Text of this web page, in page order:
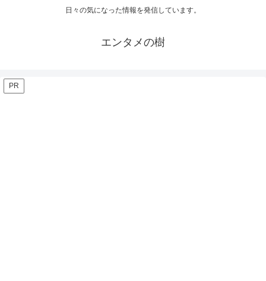
日々の気になった情報を発信しています。
エンタメの樹
PR